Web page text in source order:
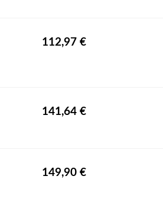
112,97 €
141,64 €
149,90 €